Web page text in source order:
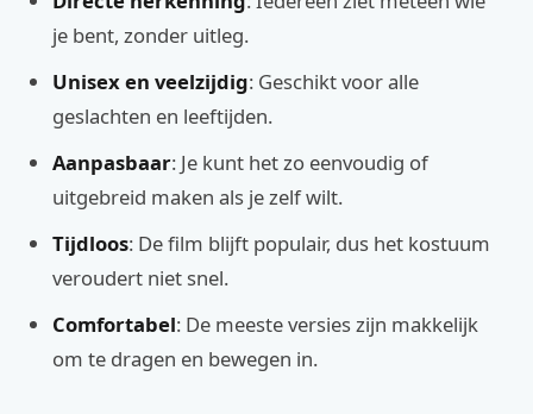
je bent, zonder uitleg.
Unisex en veelzijdig: Geschikt voor alle
geslachten en leeftijden.
Aanpasbaar: Je kunt het zo eenvoudig of
uitgebreid maken als je zelf wilt.
Tijdloos: De film blijft populair, dus het kostuum
veroudert niet snel.
Comfortabel: De meeste versies zijn makkelijk
om te dragen en bewegen in.